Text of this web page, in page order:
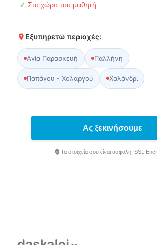
✓ Στο χώρο του μαθητή
Εξυπηρετώ περιοχές:
Αγία Παρασκευή Παλλήνη
Παπάγου - Χολαργού Χαλάνδρι
Ας ξεκινήσουμε
Τα στοιχεία σου είναι ασφαλή. SSL